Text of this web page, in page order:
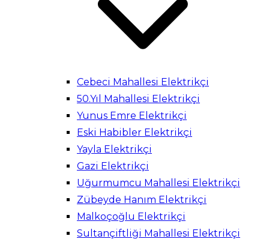
Cebeci Mahallesi Elektrikçi
50.Yıl Mahallesi Elektrikçi
Yunus Emre Elektrikçi
Eski Habibler Elektrikçi
Yayla Elektrikçi
Gazi Elektrikçi
Uğurmumcu Mahallesi Elektrikçi
Zübeyde Hanım Elektrikçi
Malkoçoğlu Elektrikçi
Sultançiftliği Mahallesi Elektrikçi